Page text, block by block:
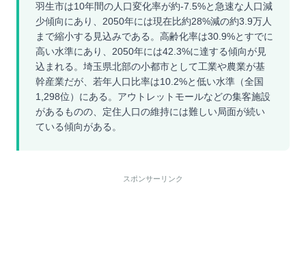
羽生市は10年間の人口変化率が約-7.5%と急速な人口減
少傾向にあり、2050年には現在比約28%減の約3.9万人
まで縮小する見込みである。高齢化率は30.9%とすでに
高い水準にあり、2050年には42.3%に達する傾向が見
込まれる。埼玉県北部の小都市として工業や農業が基
幹産業だが、若年人口比率は10.2%と低い水準（全国
1,298位）にある。アウトレットモールなどの集客施設
があるものの、定住人口の維持には難しい局面が続い
ている傾向がある。
スポンサーリンク